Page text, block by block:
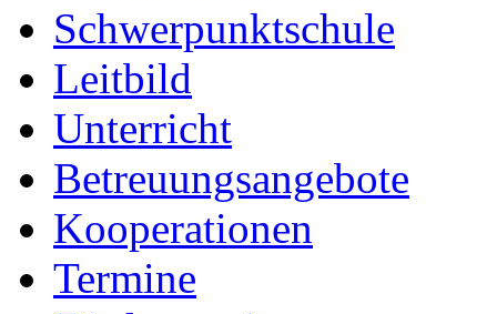
Schwerpunktschule
Leitbild
Unterricht
Betreuungsangebote
Kooperationen
Termine